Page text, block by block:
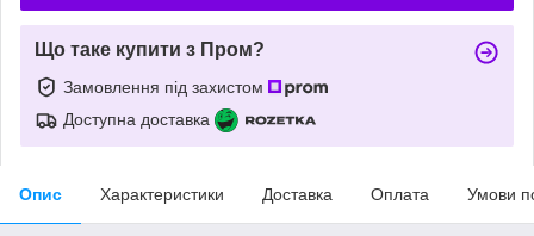
Що таке купити з Пром?
Замовлення під захистом
Доступна доставка
Опис Характеристики Доставка Оплата Умови